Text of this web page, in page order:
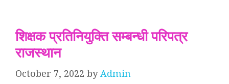
शिक्षक प्रतिनियुक्ति सम्बन्धी परिपत्र
राजस्थान
October 7, 2022 byAdmin